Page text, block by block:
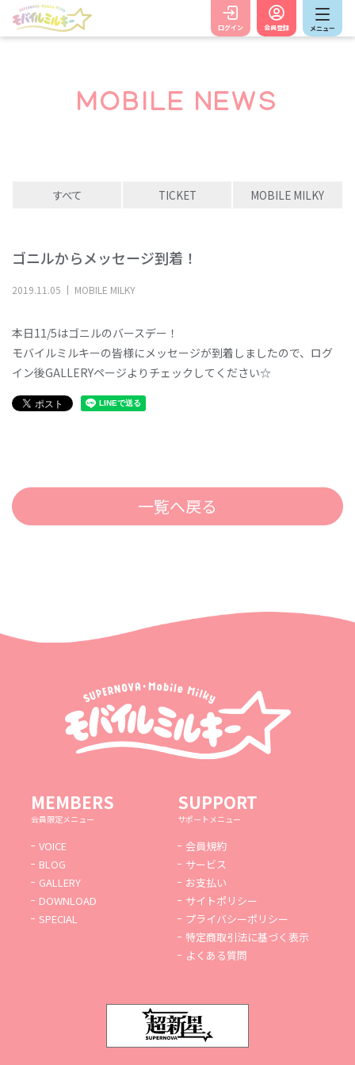
ログイン 会員登録 メニュー
MOBILE NEWS
すべて TICKET MOBILE MILKY
ゴニルからメッセージ到着！
2019.11 .05 MOBILE MILKY
本日11/5はゴニルのバースデー！
モバイルミルキーの皆様にメッセージが到着しましたので、ログ
イン後GALLERYページよりチェックしてください☆
一覧へ戻る
MEMBERS
会員限定メニュー
VOICE
BLOG
GALLERY
DOWNLOAD
SPECIAL
SUPPORT
サポートメニュー
会員規約
サービス
お支払い
サイトポリシー
プライバシーポリシー
特定商取引法に基づく表示
よくある質問